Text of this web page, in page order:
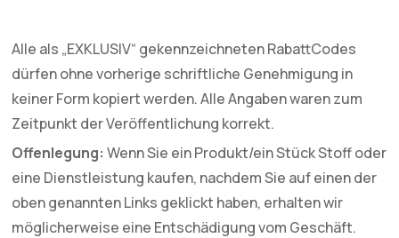
Alle als „EXKLUSIV“ gekennzeichneten RabattCodes
dürfen ohne vorherige schriftliche Genehmigung in
keiner Form kopiert werden. Alle Angaben waren zum
Zeitpunkt der Veröffentlichung korrekt.
Offenlegung: Wenn Sie ein Produkt/ein Stück Stoff oder
eine Dienstleistung kaufen, nachdem Sie auf einen der
oben genannten Links geklickt haben, erhalten wir
möglicherweise eine Entschädigung vom Geschäft.